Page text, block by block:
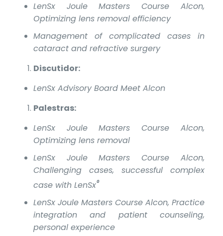
LenSx Joule Masters Course Alcon,
Optimizing lens removal efficiency
Management of complicated cases in
cataract and refractive surgery
Discutidor:
LenSx Advisory Board Meet Alcon
Palestras:
LenSx Joule Masters Course Alcon,
Optimizing lens removal
LenSx Joule Masters Course Alcon,
Challenging cases, successful complex
case with LenSx®
LenSx Joule Masters Course Alcon, Practice
integration and patient counseling,
personal experience